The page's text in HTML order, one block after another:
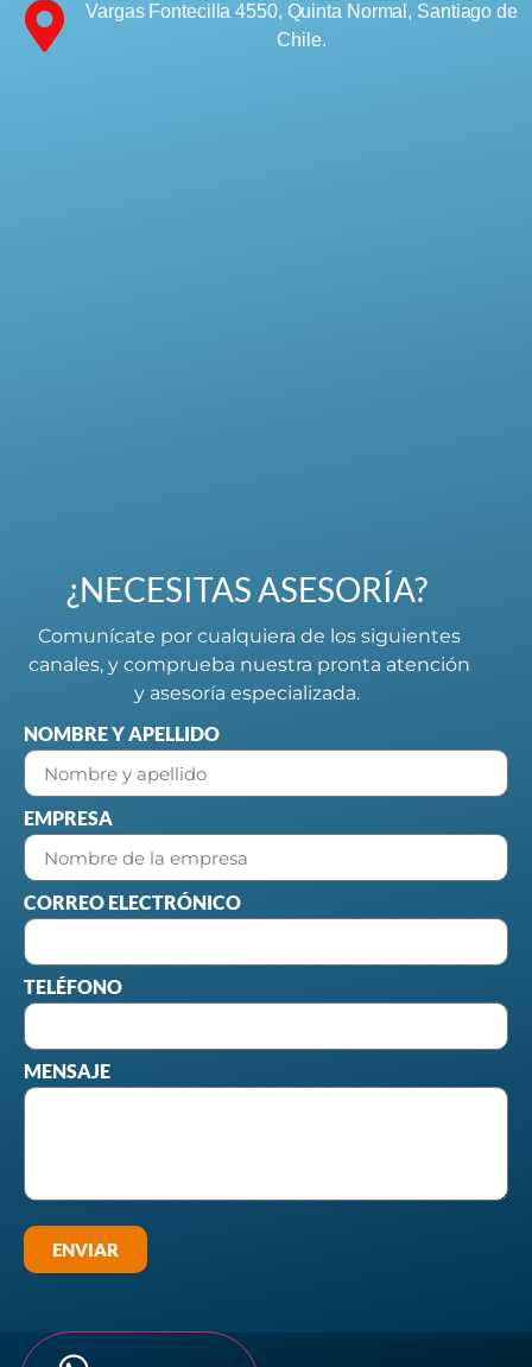
Vargas Fontecilla 4550, Quinta Normal, Santiago de
Chile.
¿NECESITAS ASESORÍA?
Comunícate por cualquiera de los siguientes
canales, y comprueba nuestra pronta atención
y asesoría especializada.
NOMBRE Y APELLIDO
EMPRESA
CORREO ELECTRÓNICO
TELÉFONO
MENSAJE
ENVIAR